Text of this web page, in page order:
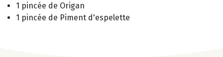
1 pincée de Origan
1 pincée de Piment d'espelette